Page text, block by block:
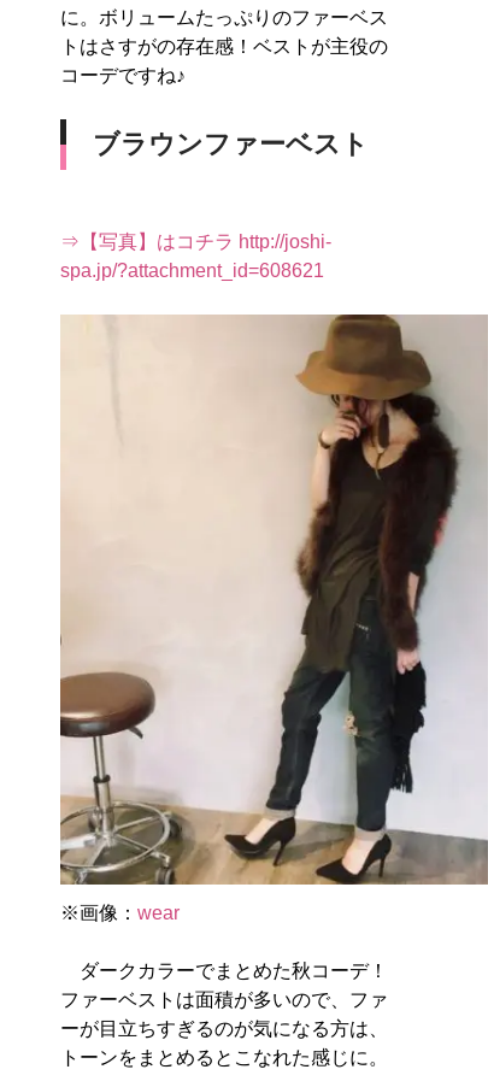
に。ボリュームたっぷりのファーベス
トはさすがの存在感！ベストが主役の
コーデですね♪
ブラウンファーベスト
⇒【写真】はコチラ http://joshi-
spa.jp/?attachment_id=608621
※画像： wear
ダークカラーでまとめた秋コーデ！
ファーベストは面積が多いので、ファ
ーが目立ちすぎるのが気になる方は、
トーンをまとめるとこなれた感じに。